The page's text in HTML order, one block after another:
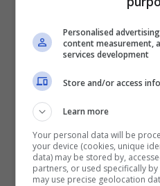
sono queste le migliori
parzialmente scremato
Gossip
Personalised
content measurement,
services development
Store and/or access
Learn more
Your personal data will be
your device (cookies, unique
data) may be stored by,
partners, or used specifically
may use precise geolocation